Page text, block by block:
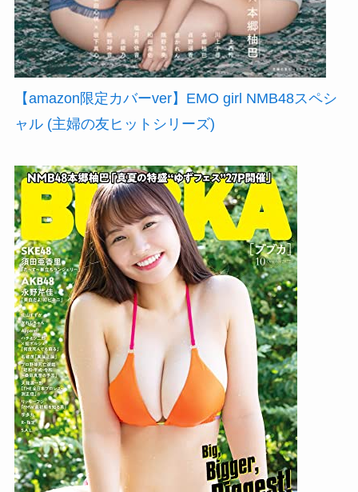
【amazon限定カバーver】EMO girl NMB48スペシ
ャル (主婦の友ヒットシリーズ)